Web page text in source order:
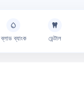
ব্লাড ব্যাংক ডেন্টাল